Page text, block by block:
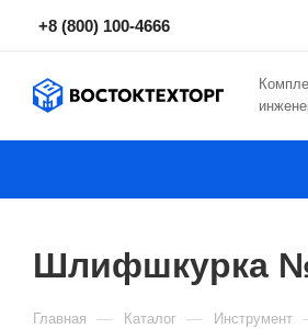
+8 (800) 100-4666
Шлифшкурка №
Главная — Каталог — Инструмент